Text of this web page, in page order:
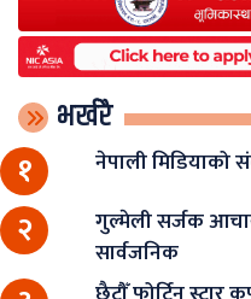
भर्खरै
१ नेपाली मिडियाको
२
गुल्मेली सर्जक
सार्वजनिक